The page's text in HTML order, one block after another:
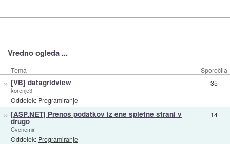
Vredno ogleda ...
Tema Sporočila
» [VB] datagridview
korenje3
Oddelek: Programiranje
35
» [ASP.NET] Prenos podatkov iz ene spletne strani v
drugo
Cvenemir
Oddelek: Programiranje
14